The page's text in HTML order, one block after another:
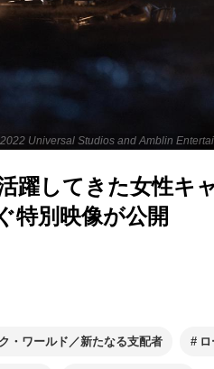
Universal Studios and Amblin
躍してきた女性キ
特別映像が公開
・ワールド／新たなる支配者